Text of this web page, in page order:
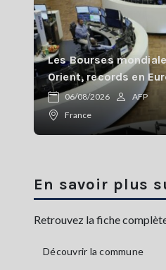
Les Bourses
Orient, records en
06/08/2026
AFP
France
En savoir plus
Retrouvez la fiche
Découvrir la commune